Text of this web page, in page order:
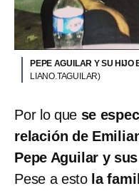
PEPE AGUILAR Y SU HIJO
LIANO.TAGUILAR)
Por lo que se
relación de
Pepe Aguilar y
Pese a esto la